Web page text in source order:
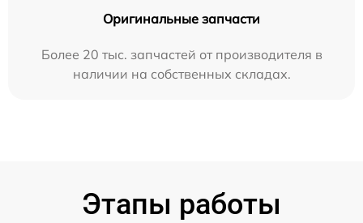
Оригинальные запчасти
Более 20 тыс. запчастей от производителя в
наличии на собственных складах.
Этапы работы